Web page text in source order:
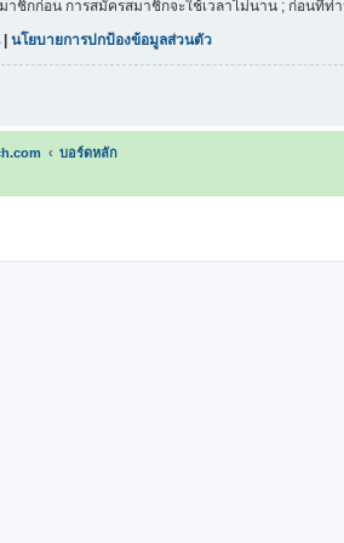
าชิกก่อน การสมัครสมาชิกจะใช้เวลาไม่นาน ; ก่อนที่
| นโยบายการปกป้องข้อมูลส่วนตัว
บอร์ดหลัก